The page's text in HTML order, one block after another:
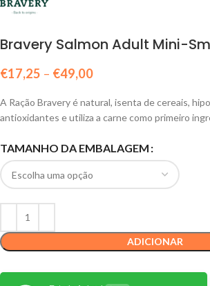
Bravery Salmon Adult Mini-
€17,25 – €49,00
A Ração Bravery é natural, isenta de cereais,
antioxidantes e utiliza a carne como primeiro
TAMANHO DA EMBALAGEM
ADICIONAR